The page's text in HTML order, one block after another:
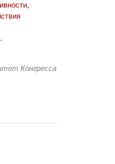
Конгресса